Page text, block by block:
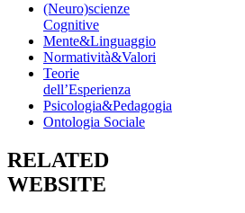
(Neuro)scienze
Cognitive
Mente&Linguaggio
Normatività&Valori
Teorie
dell’Esperienza
Psicologia&Pedagogia
Ontologia Sociale
RELATED
WEBSITE